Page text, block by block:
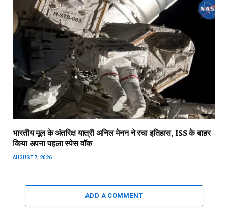
भारतीय मूल के अंतरिक्ष यात्री अनिल मेनन ने रचा इतिहास, ISS के बाहर
किया अपना पहला स्पेस वॉक
AUGUST 7, 2026
ADD A COMMENT